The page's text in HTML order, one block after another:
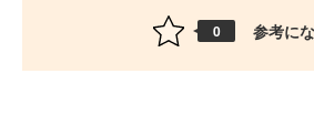
0 参考に